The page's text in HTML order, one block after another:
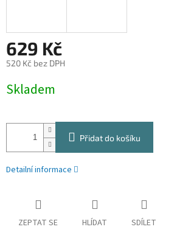
629 Kč
520 Kč bez DPH
cena:
Skladem
Přidat do košíku
Detailní informace
ZEPTAT SE HLÍDAT SDÍLET